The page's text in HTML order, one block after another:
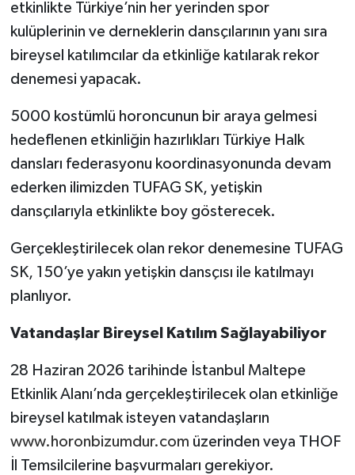
etkinlikte Türkiye’nin her yerinden spor
kulüplerinin ve derneklerin dansçılarının yanı sıra
bireysel katılımcılar da etkinliğe katılarak rekor
denemesi yapacak.
5000 kostümlü horoncunun bir araya gelmesi
hedeflenen etkinliğin hazırlıkları Türkiye Halk
dansları federasyonu koordinasyonunda devam
ederken ilimizden TUFAG SK, yetişkin
dansçılarıyla etkinlikte boy gösterecek.
Gerçekleştirilecek olan rekor denemesine TUFAG
SK, 150’ye yakın yetişkin dansçısı ile katılmayı
planlıyor.
Vatandaşlar Bireysel Katılım Sağlayabiliyor
28 Haziran 2026 tarihinde İstanbul Maltepe
Etkinlik Alanı’nda gerçekleştirilecek olan etkinliğe
bireysel katılmak isteyen vatandaşların
www.horonbizumdur.com üzerinden veya THOF
İl Temsilcilerine başvurmaları gerekiyor.